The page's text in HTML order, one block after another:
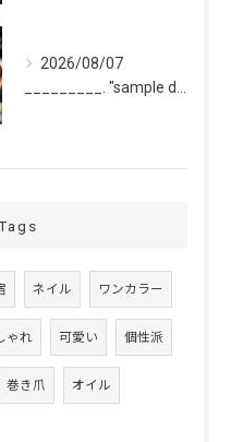
2026/08/07
ネイル ワンカラー
ゃれ 可愛い 個性派
巻き爪 オイル